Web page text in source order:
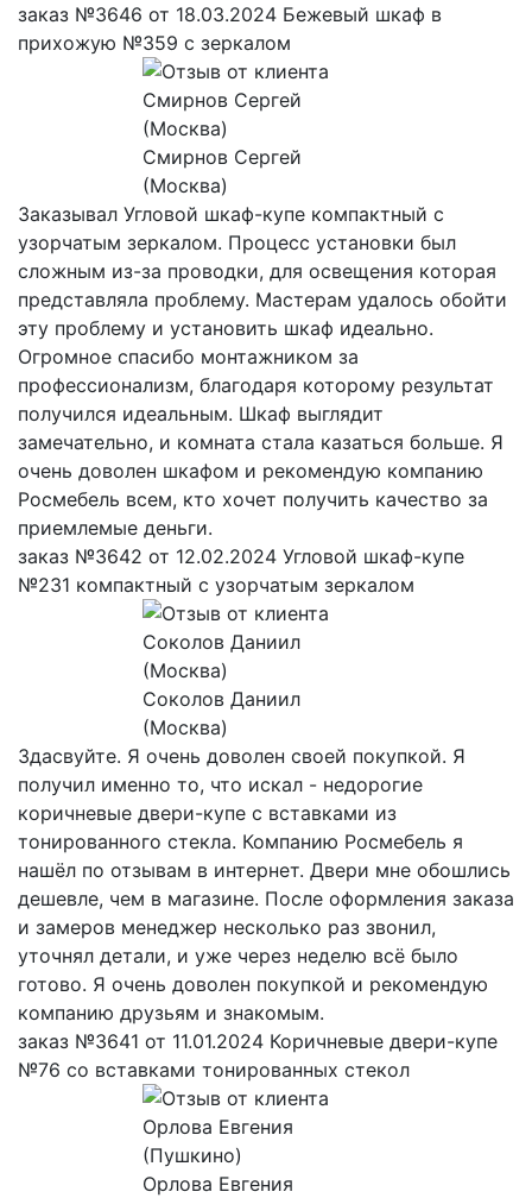
заказ №3646 от 18.03.2024 Бежевый шкаф в
прихожую №359 с зеркалом
Смирнов Сергей
(Москва)
Заказывал Угловой шкаф-купе компактный с
узорчатым зеркалом. Процесс установки был
сложным из-за проводки, для освещения которая
представляла проблему. Мастерам удалось обойти
эту проблему и установить шкаф идеально.
Огромное спасибо монтажником за
профессионализм, благодаря которому результат
получился идеальным. Шкаф выглядит
замечательно, и комната стала казаться больше. Я
очень доволен шкафом и рекомендую компанию
Росмебель всем, кто хочет получить качество за
приемлемые деньги.
заказ №3642 от 12.02.2024 Угловой шкаф-купе
№231 компактный с узорчатым зеркалом
Соколов Даниил
(Москва)
Здасвуйте. Я очень доволен своей покупкой. Я
получил именно то, что искал - недорогие
коричневые двери-купе с вставками из
тонированного стекла. Компанию Росмебель я
нашёл по отзывам в интернет. Двери мне обошлись
дешевле, чем в магазине. После оформления заказа
и замеров менеджер несколько раз звонил,
уточнял детали, и уже через неделю всё было
готово. Я очень доволен покупкой и рекомендую
компанию друзьям и знакомым.
заказ №3641 от 11.01.2024 Коричневые двери-купе
№76 со вставками тонированных стекол
Орлова Евгения